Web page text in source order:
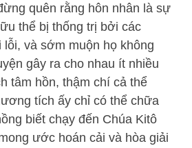
quên rằng hôn nhân là sự
thể bị thống trị bởi các
và sớm muộn họ không
gây ra cho nhau ít nhiều
tâm hồn, thậm chí cả thể
tích ấy chỉ có thể chữa
biết chạy đến Chúa Kitô
ước hoán cải và hòa giải